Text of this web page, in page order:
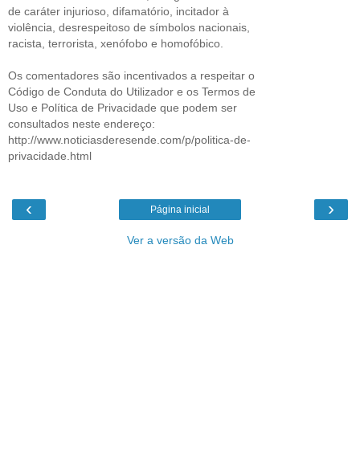
de caráter injurioso, difamatório, incitador à
violência, desrespeitoso de símbolos nacionais,
racista, terrorista, xenófobo e homofóbico.
Os comentadores são incentivados a respeitar o
Código de Conduta do Utilizador e os Termos de
Uso e Política de Privacidade que podem ser
consultados neste endereço:
http://www.noticiasderesende.com/p/politica-de-
privacidade.html
‹ ›
Página inicial
Ver a versão da Web